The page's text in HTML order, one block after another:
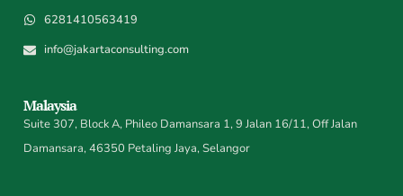
6281410563419
info@jakartaconsulting.com
Malaysia
Suite 307, Block A, Phileo Damansara 1, 9 Jalan 16/11, Off Jalan
Damansara, 46350 Petaling Jaya, Selangor